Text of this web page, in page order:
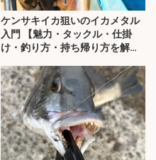
ケンサキイカ狙いのイカメタル
入門 【魅力・タックル・仕掛
け・釣り方・持ち帰り方を解